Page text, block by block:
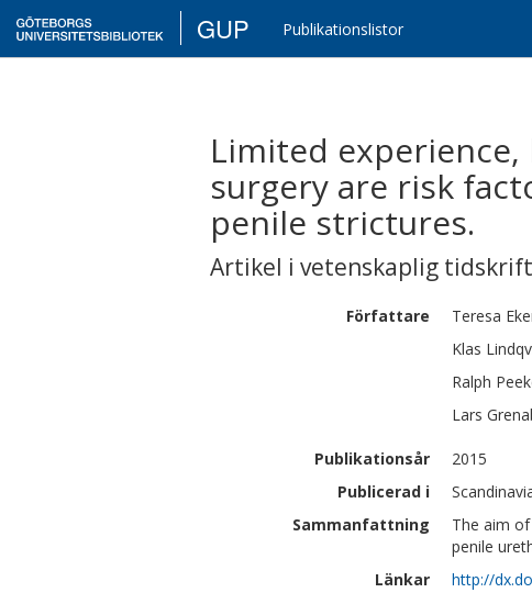
GUP Publikationslistor
Limited
surgery are risk
penile strictures.
Artikel i vetenskaplig tidskrift
Författare Teresa
Klas
Ralph
Lars
Publikationsår
2015
Publicerad i
Sammanfattning
The aim
penile
Länkar
http://